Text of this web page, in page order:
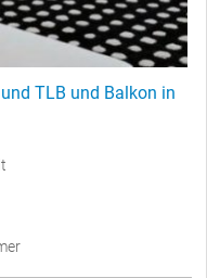
TLB und Balkon in